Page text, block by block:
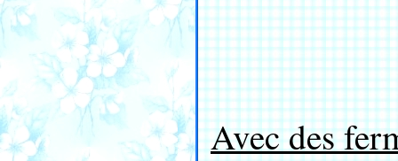
Avec des